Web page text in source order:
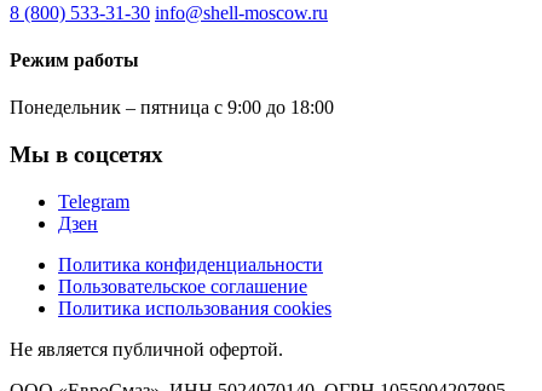
8 (800) 533-31-30 info@shell-moscow.ru
Режим работы
Понедельник – пятница с 9:00 до 18:00
Мы в соцсетях
Telegram
Дзен
Политика конфиденциальности
Пользовательское соглашение
Политика использования cookies
Не является публичной офертой.